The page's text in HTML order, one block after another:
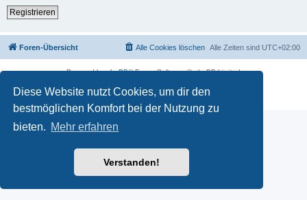
Diese Website nutzt Cookies, um dir den
bestmöglichen Komfort bei der Nutzung zu
bieten. Mehr erfahren
Verstanden!
Registrieren
Foren-Übersicht Alle Zeiten sind UTC+02:00
Alle Cookies löschen
Powered byphpBB® Forum Software © phpBB Limited
Datenschutz|Nutzungsbedingungen